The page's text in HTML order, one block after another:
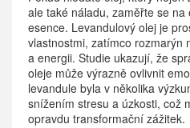
ale také náladu, zaměřte se
esence. Levandulový olej je
vlastnostmi, zatímco rozmarýn
a energii. Studie ukazují, že
oleje může výrazně ovlivnit
levandule byla v několika
snížením stresu a úzkosti, což
opravdu transformační zážitek.